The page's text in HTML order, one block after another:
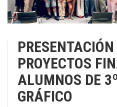
PRESENTACIÓN
PROYECTOS
ALUMNOS DE
GRÁFICO